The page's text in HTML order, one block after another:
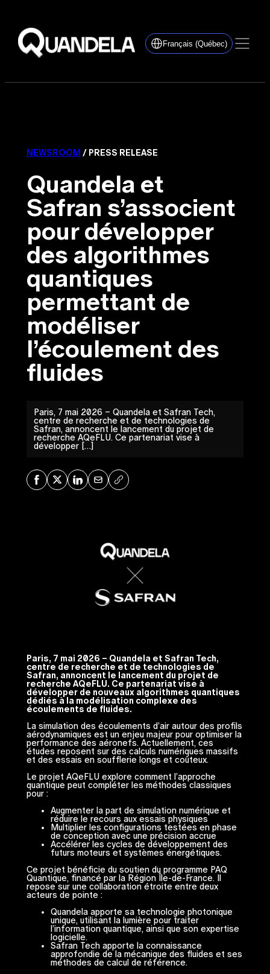
Français (Québec)
NEWSROOM / PRESS RELEASE
Quandela et
Safran s’associent
pour développer
des algorithmes
quantiques
permettant de
modéliser
l’écoulement des
fluides
Paris, 7 mai 2026 – Quandela et Safran Tech,
centre de recherche et de technologies de
Safran, annoncent le lancement du projet de
recherche AQeFLU. Ce partenariat vise à
développer […]
Share on Facebook
Share on XShare on LinkedIn
Share via Mail
Copy URL
Paris, 7 mai 2026 – Quandela et Safran Tech,
centre de recherche et de technologies de
Safran, annoncent le lancement du projet de
recherche AQeFLU. Ce partenariat vise à
développer de nouveaux algorithmes quantiques
dédiés à la modélisation complexe des
écoulements de fluides.
La simulation des écoulements d’air autour des profils
aérodynamiques est un enjeu majeur pour optimiser la
performance des aéronefs. Actuellement, ces
études reposent sur des calculs numériques massifs
et des essais en soufflerie longs et coûteux.
Le projet AQeFLU explore comment l’approche
quantique peut compléter les méthodes classiques
pour :
Augmenter la part de simulation numérique et
réduire le recours aux essais physiques
Multiplier les configurations testées en phase
de conception avec une précision accrue
Accélérer les cycles de développement des
futurs moteurs et systèmes énergétiques.
Ce projet bénéficie du soutien du programme PAQ
Quantique, financé par la Région Île-de-France. Il
repose sur une collaboration étroite entre deux
acteurs de pointe :
Quandela apporte sa technologie photonique
unique, utilisant la lumière pour traiter
l’information quantique, ainsi que son expertise
logicielle.
Safran Tech apporte la connaissance
approfondie de la mécanique des fluides et ses
méthodes de calcul de référence.